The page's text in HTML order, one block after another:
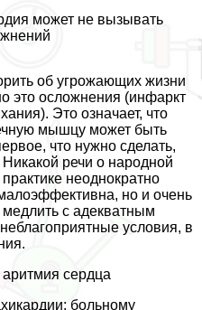
может не вызывать
об угрожающих жизни
это осложнения (инфаркт
Это означает, что
мышцу может быть
что нужно сделать,
речи о народной
неоднократно
но и очень
с адекватным
условия, в
сердца
больному